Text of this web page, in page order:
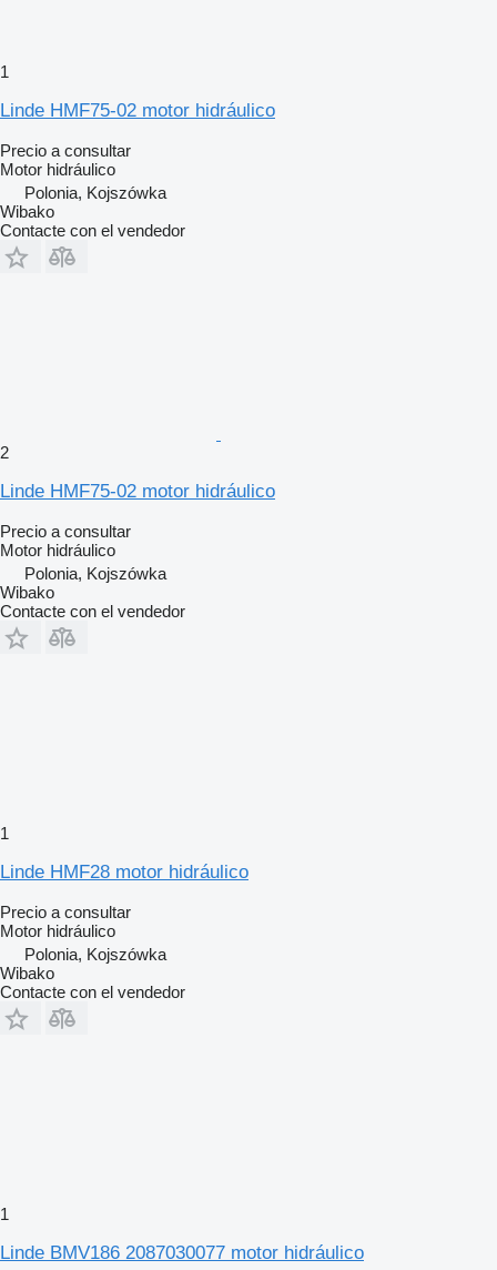
1
Linde HMF75-02 motor hidráulico
Precio a consultar
Motor hidráulico
Polonia, Kojszówka
Wibako
Contacte con el vendedor
2
Linde HMF75-02 motor hidráulico
Precio a consultar
Motor hidráulico
Polonia, Kojszówka
Wibako
Contacte con el vendedor
1
Linde HMF28 motor hidráulico
Precio a consultar
Motor hidráulico
Polonia, Kojszówka
Wibako
Contacte con el vendedor
1
Linde BMV186 2087030077 motor hidráulico